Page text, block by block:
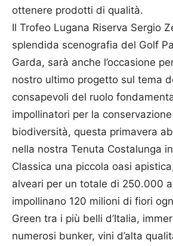
ottenere prodotti di qualità.
Il Trofeo Lugana Riserva Sergio
splendida scenografia del Golf
Garda, sarà anche l’occasione
nostro ultimo progetto sul tema
consapevoli del ruolo
impollinatori per la
biodiversità, questa primavera
nella nostra Tenuta Costalunga
Classica una piccola oasi
alveari per un totale di 250.000
impollinano 120 milioni di fiori
Green tra i più belli d’Italia,
numerosi bunker, vini d’alta